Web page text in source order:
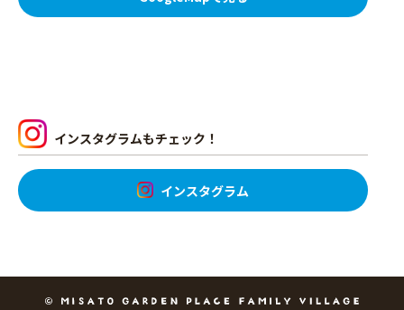
インスタグラムもチェック！
インスタグラム